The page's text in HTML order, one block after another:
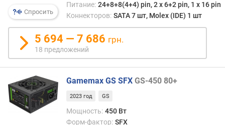
а
(
м
м
)
с
е
р
т
Спросить
Питание: 24+8+8(4+4) pin, 2 х 6+2 pin, 1 x 16 pin
Коннекторов: SATA 7 шт, Molex (IDE) 1 шт
5 694 — 7 686 грн.
18 предложений
Gamemax GS SFX GS-450 80+
2023 год GS
Мощность: 450 Вт
Форм-фактор: SFX